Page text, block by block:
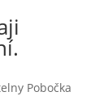
Pobočka